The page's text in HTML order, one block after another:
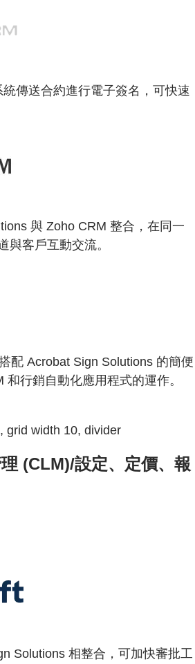
傳送合約進行電子簽名，可快速
與 Zoho CRM 整合，在同一
與客戶互動交流。
配 Acrobat Sign Solutions 的簡便
行銷自動化應用程式的運作。
grid width 10, divider
(CLM)/設定、定價、報
Solutions 相整合，可加快審批工